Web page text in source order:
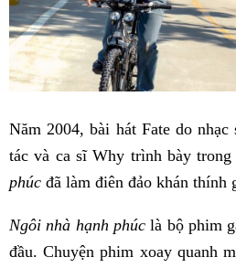
Năm 2004, bài hát Fate do nhạc
tác và ca sĩ Why trình bày
phúc đã làm điên đảo khán thính
Ngôi nhà hạnh phúclà bộ phim
đầu. Chuyện phim xoay quanh